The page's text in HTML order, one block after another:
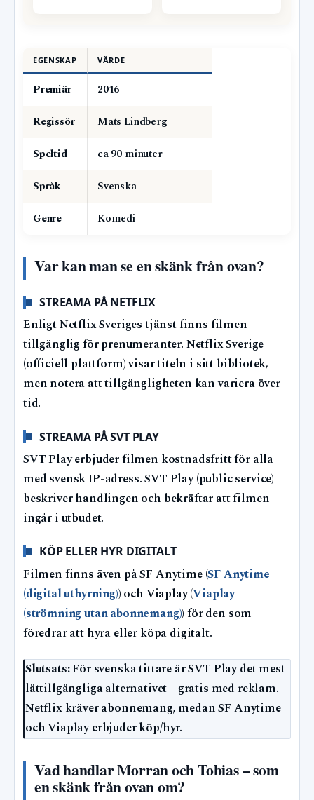
EGENSKAP VÄRDE
Premiär
2016
Regissör
Mats Lindberg
Speltid
ca 90 minuter
Språk
Svenska
Genre
Komedi
Var kan man se en skänk från ovan?
STREAMA PÅ NETFLIX
Enligt Netflix Sveriges tjänst finns filmen
tillgänglig för prenumeranter. Netflix Sverige
(officiell plattform) visar titeln i sitt bibliotek,
men notera att tillgängligheten kan variera över
tid.
STREAMA PÅ SVT PLAY
SVT Play erbjuder filmen kostnadsfritt för alla
med svensk IP-adress. SVT Play (public service)
beskriver handlingen och bekräftar att filmen
ingår i utbudet.
KÖP ELLER HYR DIGITALT
Filmen finns även på SF Anytime (SF Anytime
(digital uthyrning)) och Viaplay (Viaplay
(strömning utan abonnemang)) för den som
föredrar att hyra eller köpa digitalt.
Slutsats:För svenska tittare är SVT Play det mest
lättillgängliga alternativet – gratis med reklam.
Netflix kräver abonnemang, medan SF Anytime
och Viaplay erbjuder köp/hyr.
Vad handlar Morran och Tobias – som
en skänk från ovan om?